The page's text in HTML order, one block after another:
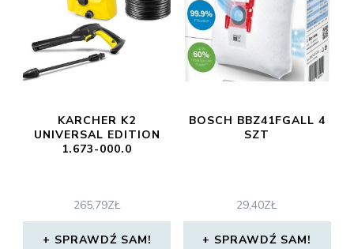
KARCHER K2
UNIVERSAL EDITION
1.673-000.0
265,79ZŁ
SPRAWDŹ SAM!
BOSCH BBZ41FGALL 4
SZT
29,40ZŁ
SPRAWDŹ SAM!